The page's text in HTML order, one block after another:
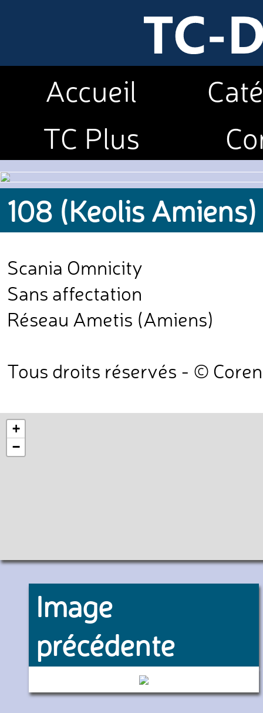
Accueil
TC Plus
108 (Keolis Amiens)
Scania Omnicity
Sans affectation
Réseau Ametis (Amiens)
Tous droits réservés - ©
+
−
Image
précédente
333 (Keolis Amiens)